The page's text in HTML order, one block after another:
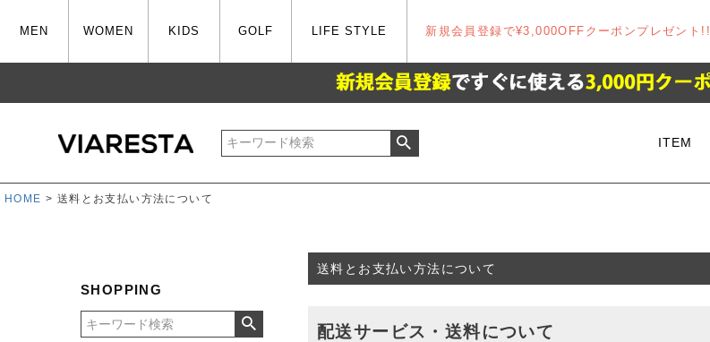
MEN WOMEN KIDS GOLF LIFE STYLE 新規会員登録で¥3,000OFFクーポンプレゼント!!
ITEM
HOME 送料とお支払い方法について
SHOPPING
送料とお支払い方法について
配送サービス・送料について